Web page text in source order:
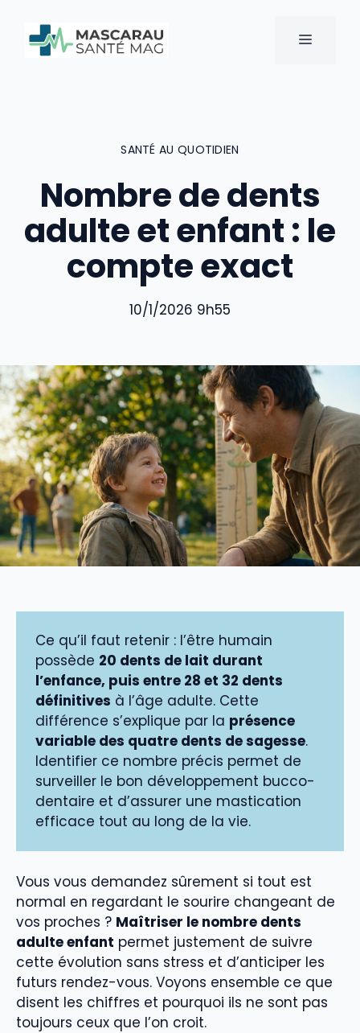
contenu
MENU
SANTÉ AU QUOTIDIEN
Nombre de dents
adulte et enfant : le
compte exact
10/1/2026 9h55
Ce qu’il faut retenir : l’être humain
possède 20 dents de lait durant
l’enfance, puis entre 28 et 32 dents
définitives à l’âge adulte. Cette
différence s’explique par la présence
variable des quatre dents de sagesse.
Identifier ce nombre précis permet de
surveiller le bon développement bucco-
dentaire et d’assurer une mastication
efficace tout au long de la vie.
Vous vous demandez sûrement si tout est
normal en regardant le sourire changeant de
vos proches ? Maîtriser le nombre dents
adulte enfant permet justement de suivre
cette évolution sans stress et d’anticiper les
futurs rendez-vous. Voyons ensemble ce que
disent les chiffres et pourquoi ils ne sont pas
toujours ceux que l’on croit.